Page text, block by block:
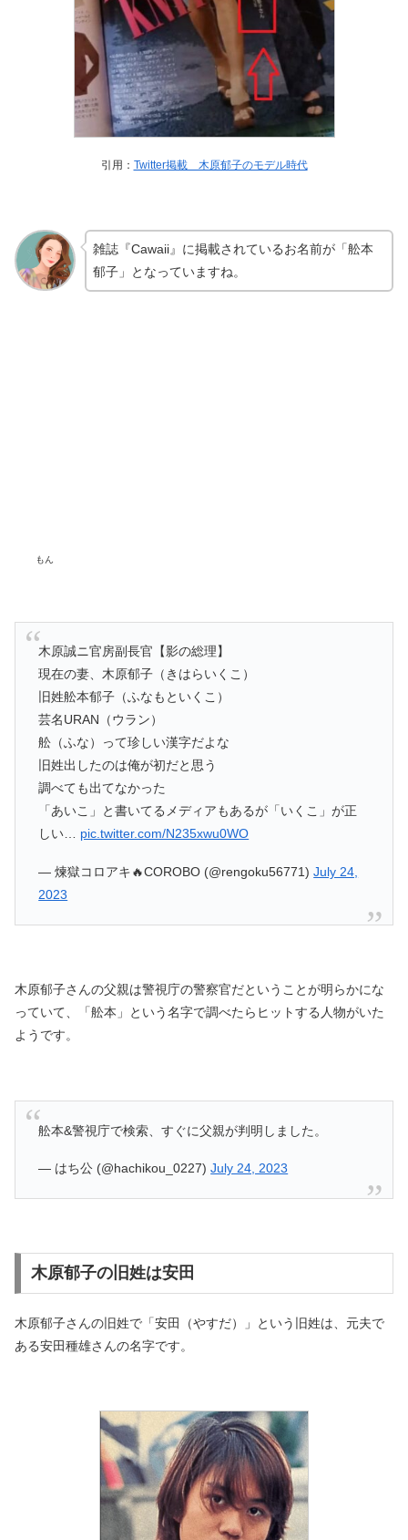
引用： Twitter掲載 木原郁子のモデル時代
もん
雑誌『Cawaii』に掲載されているお名前が「舩本
郁子」となっていますね。
木原誠ニ官房副長官【影の総理】
現在の妻、木原郁子（きはらいくこ）
旧姓舩本郁子（ふなもといくこ）
芸名URAN（ウラン）
舩（ふな）って珍しい漢字だよな
旧姓出したのは俺が初だと思う
調べても出てなかった
「あいこ」と書いてるメディアもあるが「いくこ」が正
しい… pic.twitter.com/N235xwu0WO
— 煉獄コロアキ🔥COROBO (@rengoku56771)July 24,
2023
木原郁子さんの父親は警視庁の警察官だということが明らかにな
っていて、「舩本」という名字で調べたらヒットする人物がいた
ようです。
舩本&警視庁で検索、すぐに父親が判明しました。
— はち公 (@hachikou_0227)July 24, 2023
木原郁子の旧姓は安田
木原郁子さんの旧姓で「安田（やすだ）」という旧姓は、元夫で
ある安田種雄さんの名字です。